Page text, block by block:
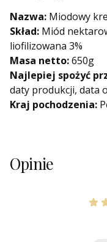
Nazwa: Miodowy
Skład: Miód
liofilizowana 3%
Masa netto:650g
Najlepiej spożyć
daty produkcji, data
Kraj pochodzenia:
Opinie